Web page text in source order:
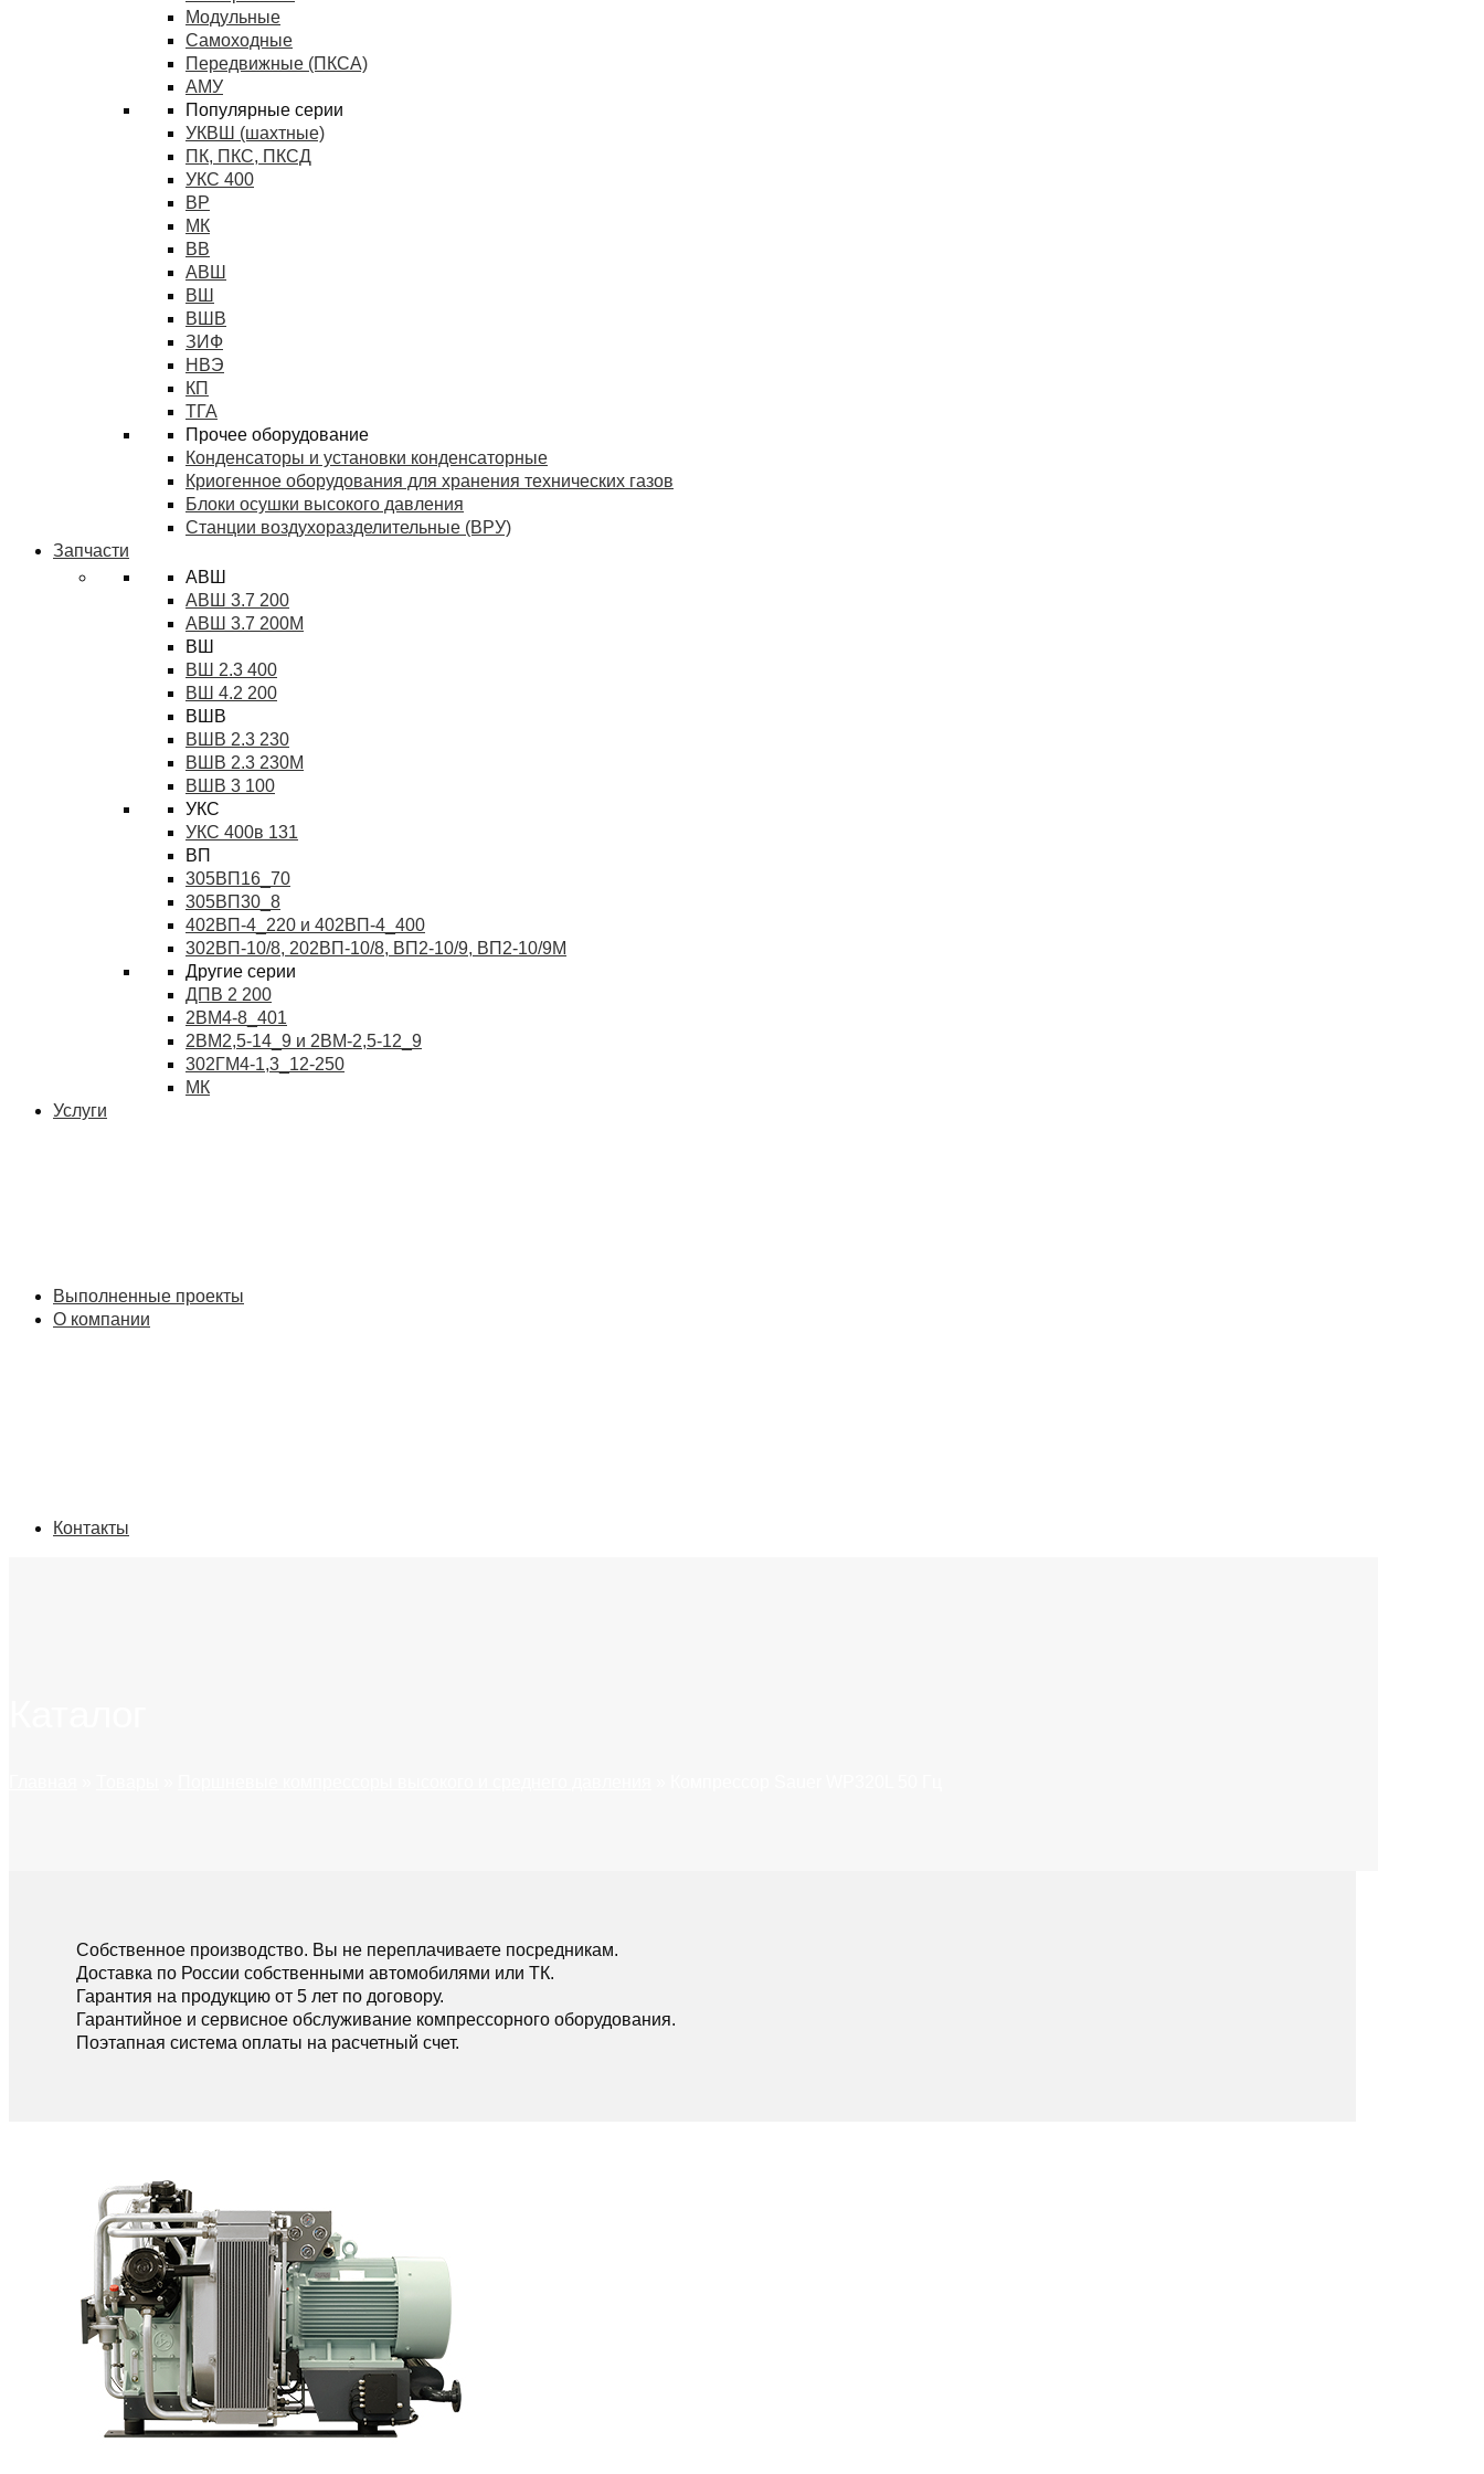
Модульные
Самоходные
Передвижные (ПКСА)
АМУ
Популярные серии
УКВШ (шахтные)
ПК, ПКС, ПКСД
УКС 400
ВР
МК
ВВ
АВШ
ВШ
ВШВ
ЗИФ
НВЭ
КП
ТГА
Прочее оборудование
Конденсаторы и установки конденсаторные
Криогенное оборудования для хранения технических газов
Блоки осушки высокого давления
Станции воздухоразделительные (ВРУ)
Запчасти
АВШ
АВШ 3.7 200
АВШ 3.7 200М
ВШ
ВШ 2.3 400
ВШ 4.2 200
ВШВ
ВШВ 2.3 230
ВШВ 2.3 230М
ВШВ 3 100
УКС
УКС 400в 131
ВП
305ВП16_70
305ВП30_8
402ВП-4_220 и 402ВП-4_400
302ВП-10/8, 202ВП-10/8, ВП2-10/9, ВП2-10/9М
Другие серии
ДПВ 2 200
2ВМ4-8_401
2ВМ2,5-14_9 и 2ВМ-2,5-12_9
302ГМ4-1,3_12-250
МК
Услуги
Выполненные проекты
О компании
Контакты
Собственное производство. Вы не переплачиваете посредникам.
Доставка по России собственными автомобилями или ТК.
Гарантия на продукцию от 5 лет по договору.
Гарантийное и сервисное обслуживание компрессорного оборудования.
Поэтапная система оплаты на расчетный счет.